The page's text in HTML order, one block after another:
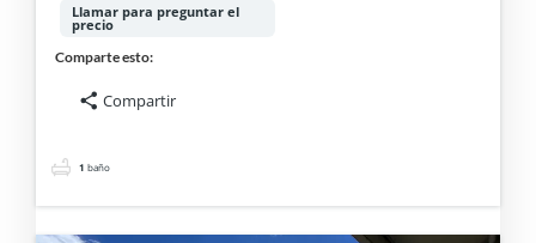
Llamar para preguntar el
precio
Comparte esto:
Compartir
1 baño